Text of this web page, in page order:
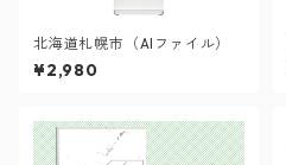
北海道札幌市（AIファイル）
¥2,980